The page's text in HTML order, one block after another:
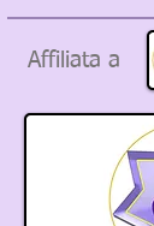
Affiliata a